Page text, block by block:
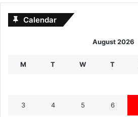
Calendar
August 2026
M T W T
3 4 5 6